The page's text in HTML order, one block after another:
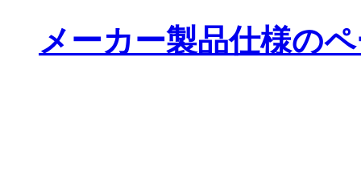
メーカー製品仕様の